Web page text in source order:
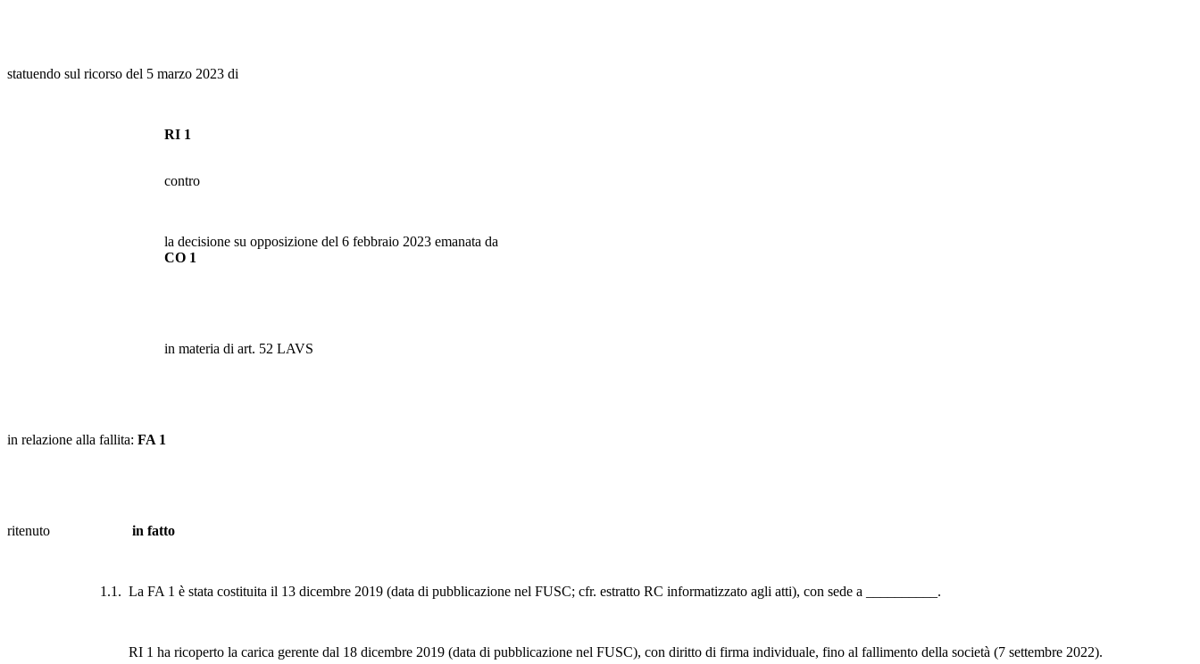
statuendo sul ricorso del 5 marzo 2023 di
RI 1
contro
la decisione su opposizione del 6 febbraio 2023 emanata da
CO 1
in materia di art. 52 LAVS
in relazione alla fallita: FA 1
ritenuto in fatto
1.1. La FA 1 è stata costituita il 13 dicembre 2019 (data di pubblicazione nel FUSC; cfr. estratto RC informatizzato agli atti), con sede a __________.
RI 1 ha ricoperto la carica gerente dal 18 dicembre 2019 (data di pubblicazione nel FUSC), con diritto di firma individuale, fino al fallimento della società (7 settembre 2022).